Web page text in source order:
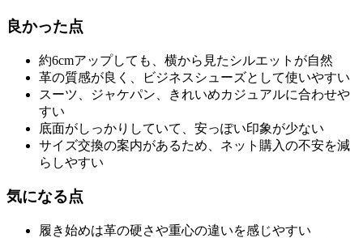
良かった点
約6cmアップしても、横から見たシルエットが自然
革の質感が良く、ビジネスシューズとして使いやすい
スーツ、ジャケパン、きれいめカジュアルに合わせや
すい
底面がしっかりしていて、安っぽい印象が少ない
サイズ交換の案内があるため、ネット購入の不安を減
らしやすい
気になる点
履き始めは革の硬さや重心の違いを感じやすい